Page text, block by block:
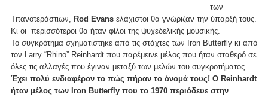
των
Τιτανοτεράστιων, Rod Evans ελάχιστοι θα γνώριζαν την ύπαρξή τους.
Κι οι περισσότεροι θα ήταν φίλοι της ψυχεδελικής μουσικής.
Το συγκρότημα σχηματίστηκε από τις στάχτες των Iron Butterfly κι από
τον Larry “Rhino” Reinhardt που παρέμεινε μέλος που ήταν σταθερό σε
όλες τις αλλαγές που έγιναν μεταξύ των μελών του συγκροτήματος.
Έχει πολύ ενδιαφέρον το πώς πήραν το όνομά τους! Ο Reinhardt
ήταν μέλος των Iron Butterfly που το 1970 περιόδευε στην